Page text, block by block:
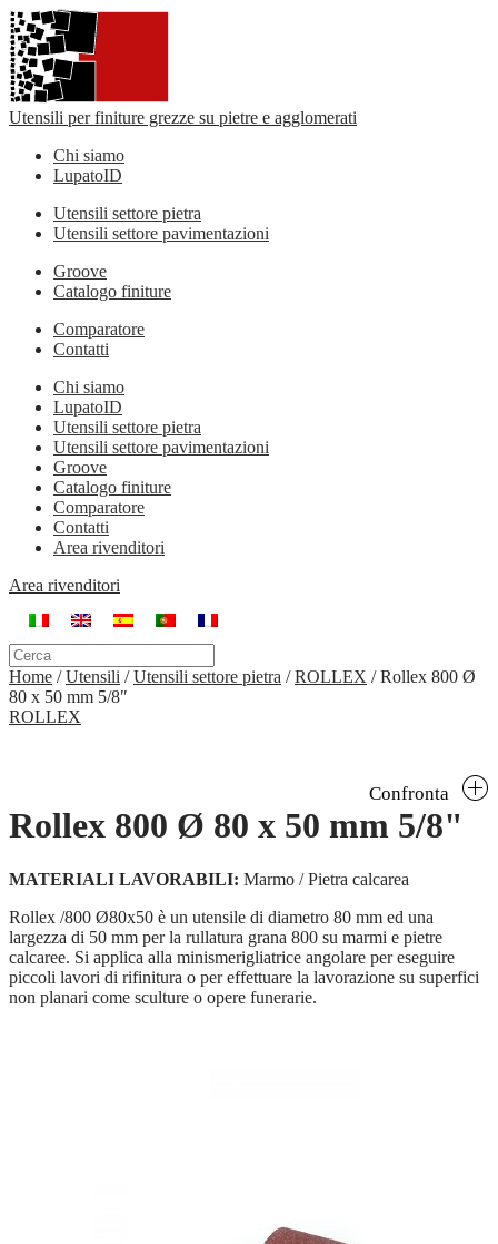
Utensili per finiture grezze su pietre e agglomerati
Chi siamo
LupatoID
Utensili settore pietra
Utensili settore pavimentazioni
Groove
Catalogo finiture
Comparatore
Contatti
Chi siamo
LupatoID
Utensili settore pietra
Utensili settore pavimentazioni
Groove
Catalogo finiture
Comparatore
Contatti
Area rivenditori
Area rivenditori
Home /Utensili /Utensili settore pietra /ROLLEX /Rollex 800 Ø
80 x 50 mm 5/8″
ROLLEX
Rollex 800 Ø 80 x 50 mm 5/8"
Confronta
MATERIALI LAVORABILI: Marmo / Pietra calcarea
Rollex /800 Ø80x50 è un utensile di diametro 80 mm ed una
largezza di 50 mm per la rullatura grana 800 su marmi e pietre
calcaree. Si applica alla minismerigliatrice angolare per eseguire
piccoli lavori di rifinitura o per effettuare la lavorazione su superfici
non planari come sculture o opere funerarie.